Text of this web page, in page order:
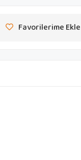
Favorilerime Ekle